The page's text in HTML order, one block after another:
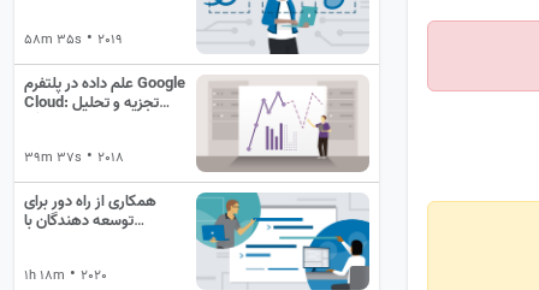
58m 35s •2019
علم داده در پلتفرم Google
Cloud: تجزیه و تحلیل
39m 37s •2018
همکاری از راه دور برای
توسعه دهندگان با
1h 18m •2020